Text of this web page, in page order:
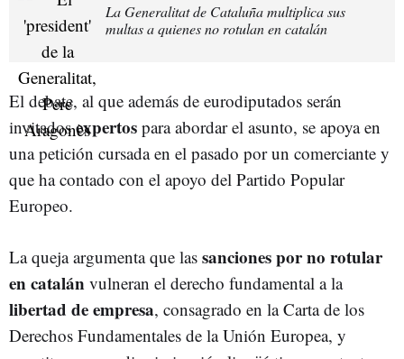
La Generalitat de Cataluña multiplica sus
multas a quienes no rotulan en catalán
El debate, al que además de eurodiputados serán
invitadosexpertos para abordar el asunto, se apoya en
una petición cursada en el pasado por un comerciante y
que ha contado con el apoyo del Partido Popular
Europeo.
La queja argumenta que las sanciones por no rotular
en catalán vulneran el derecho fundamental a la
libertad de empresa, consagrado en la Carta de los
Derechos Fundamentales de la Unión Europea, y